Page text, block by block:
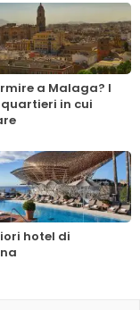
a Malaga? I
in cui
hotel di